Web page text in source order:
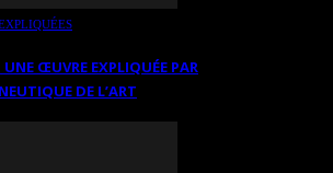
UNE ŒUVRE EXPLIQUÉE PAR
DE L’ART